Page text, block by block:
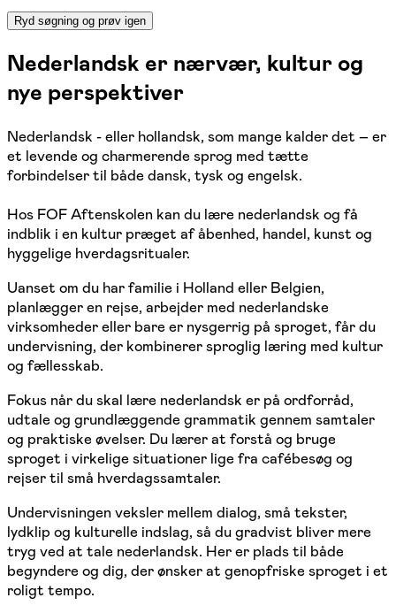
Ryd søgning og prøv igen
Nederlandsk er nærvær, kultur og
nye perspektiver
Nederlandsk - eller hollandsk, som mange kalder det – er
et levende og charmerende sprog med tætte
forbindelser til både dansk, tysk og engelsk.
Hos FOF Aftenskolen kan du lære nederlandsk og få
indblik i en kultur præget af åbenhed, handel, kunst og
hyggelige hverdagsritualer.
Uanset om du har familie i Holland eller Belgien,
planlægger en rejse, arbejder med nederlandske
virksomheder eller bare er nysgerrig på sproget, får du
undervisning, der kombinerer sproglig læring med kultur
og fællesskab.
Fokus når du skal lære nederlandsk er på ordforråd,
udtale og grundlæggende grammatik gennem samtaler
og praktiske øvelser. Du lærer at forstå og bruge
sproget i virkelige situationer lige fra cafébesøg og
rejser til små hverdagssamtaler.
Undervisningen veksler mellem dialog, små tekster,
lydklip og kulturelle indslag, så du gradvist bliver mere
tryg ved at tale nederlandsk. Her er plads til både
begyndere og dig, der ønsker at genopfriske sproget i et
roligt tempo.